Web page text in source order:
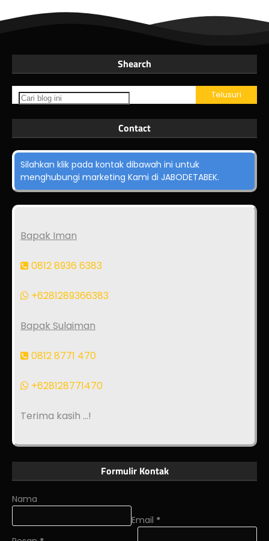
Shearch
Contact
Silahkan klik pada kontak dibawah ini untuk
menghubungi marketing Kami di JABODETABEK.
Bapak Iman
0812 8936 6383
+6281289366383
Bapak Sulaiman
0812 8771 470
+628128771470
Terima kasih ...!
Formulir Kontak
Nama
Email *